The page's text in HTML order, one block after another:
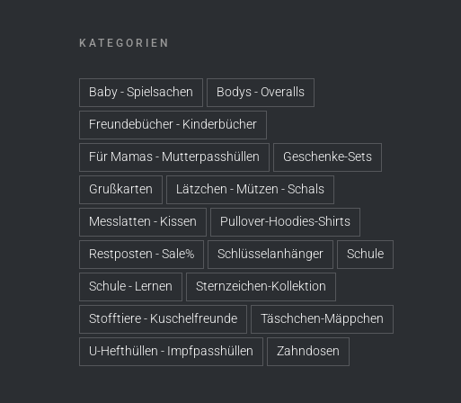
KATEGORIEN
Baby - Spielsachen Bodys - Overalls
Freundebücher - Kinderbücher
Für Mamas - Mutterpasshüllen Geschenke-Sets
Grußkarten Lätzchen - Mützen - Schals
Messlatten - Kissen Pullover-Hoodies-Shirts
Restposten - Sale% Schlüsselanhänger Schule
Schule - Lernen Sternzeichen-Kollektion
Stofftiere - Kuschelfreunde Täschchen-Mäppchen
U-Hefthüllen - Impfpasshüllen Zahndosen